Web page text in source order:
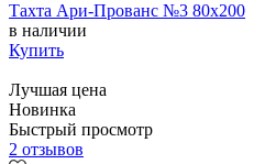
Тахта Ари-Прованс №3 80х200
в наличии
Купить
Лучшая цена
Новинка
Быстрый просмотр
2 отзывов